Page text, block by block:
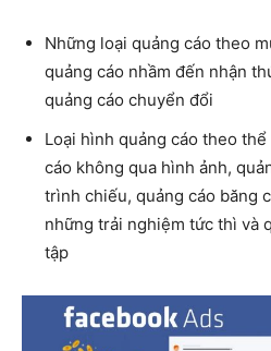
Những loại quảng cáo theo
quảng cáo nhầm đến nhận
quảng cáo chuyển đổi
Loại hình quảng cáo theo
cáo không qua hình ảnh,
trình chiếu, quảng cáo băng
những trải nghiệm tức thì và
tập